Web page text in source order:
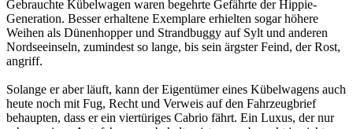
Gebrauchte Kübelwagen waren begehrte Gefährte der Hippie-
Generation. Besser erhaltene Exemplare erhielten sogar höhere
Weihen als Dünenhopper und Strandbuggy auf Sylt und anderen
Nordseeinseln, zumindest so lange, bis sein ärgster Feind, der Rost,
angriff.
Solange er aber läuft, kann der Eigentümer eines Kübelwagens auch
heute noch mit Fug, Recht und Verweis auf den Fahrzeugbrief
behaupten, dass er ein viertüriges Cabrio fährt. Ein Luxus, der nur